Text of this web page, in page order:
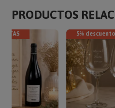
PRODUCTOS
5% descuento